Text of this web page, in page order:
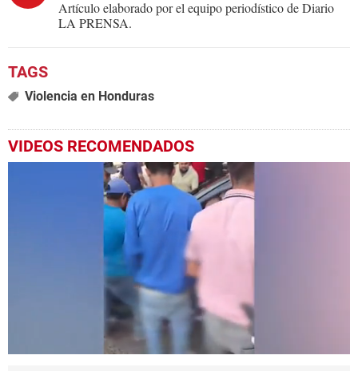
Artículo elaborado por el equipo periodístico de Diario
LA PRENSA.
Violencia en Honduras
VIDEOS RECOMENDADOS